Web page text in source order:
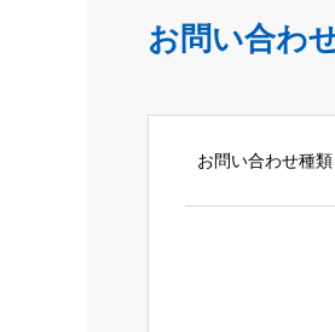
お問い合わ
お問い合わせ種類